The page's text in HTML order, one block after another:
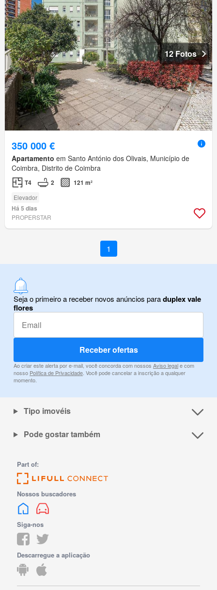
12 Fotos
350 000 €
Apartamento em Santo António dos Olivais, Município de
Coimbra, Distrito de Coimbra
T4 2 121 m²
Elevador
Há 5 dias
PROPERSTAR
1
Seja o primeiro a receber novos anúncios paraduplex vale
flores
Receber ofertas
Ao criar este alerta por e-mail, você concorda com nossos Aviso legale com
nosso Política de Privacidade. Você pode cancelar a inscrição a qualquer
momento.
Tipo imovéis
Pode gostar também
Part of:
Nossos buscadores
Siga-nos
Descarregue a aplicação